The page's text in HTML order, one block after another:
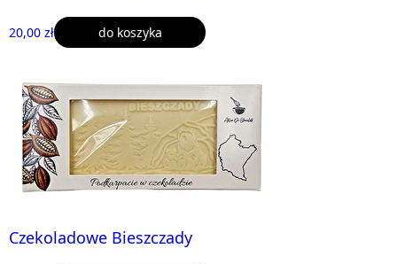
20,00 zł do koszyka
Czekoladowe Bieszczady